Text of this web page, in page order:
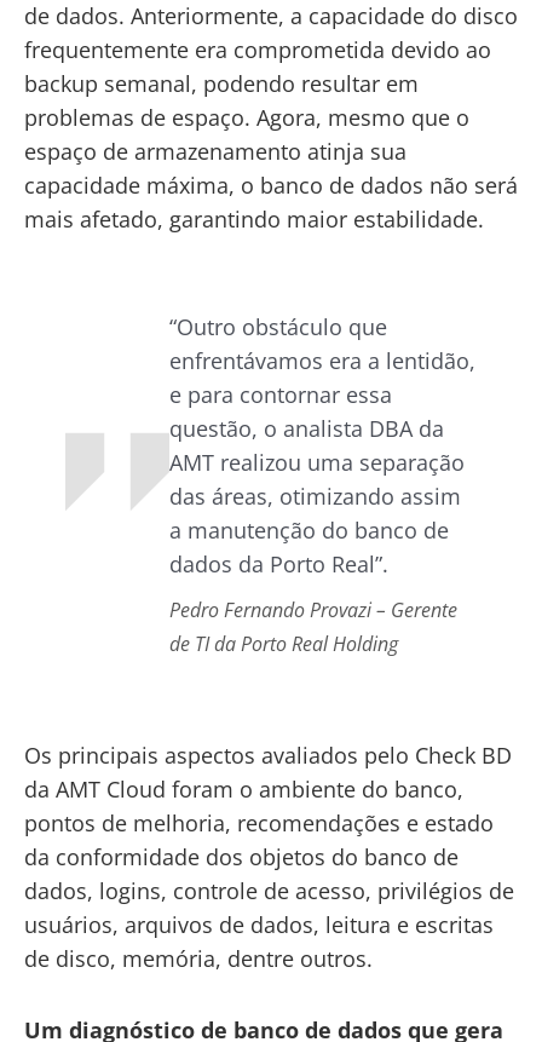
de dados. Anteriormente, a capacidade do disco
frequentemente era comprometida devido ao
backup semanal, podendo resultar em
problemas de espaço. Agora, mesmo que o
espaço de armazenamento atinja sua
capacidade máxima, o banco de dados não será
mais afetado, garantindo maior estabilidade.
“Outro obstáculo que
enfrentávamos era a lentidão,
e para contornar essa
questão, o analista DBA da
AMT realizou uma separação
das áreas, otimizando assim
a manutenção do banco de
dados da Porto Real”.
Pedro Fernando Provazi – Gerente
de TI da Porto Real Holding
Os principais aspectos avaliados pelo Check BD
da AMT Cloud foram o ambiente do banco,
pontos de melhoria, recomendações e estado
da conformidade dos objetos do banco de
dados, logins, controle de acesso, privilégios de
usuários, arquivos de dados, leitura e escritas
de disco, memória, dentre outros.
Um diagnóstico de banco de dados que gera